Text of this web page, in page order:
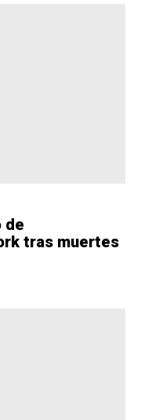
de
tras muertes